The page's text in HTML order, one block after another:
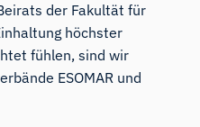
der Fakultät für
höchster
fühlen, sind wir
ESOMAR und